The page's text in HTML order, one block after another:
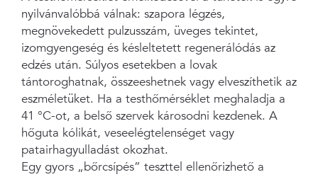
nyilvánvalóbbá válnak: szapora légzés,
megnövekedett pulzusszám, üveges tekintet,
izomgyengeség és késleltetett regenerálódás az
edzés után. Súlyos esetekben a lovak
tántoroghatnak, összeeshetnek vagy elveszíthetik az
eszméletüket. Ha a testhőmérséklet meghaladja a
41 °C-ot, a belső szervek károsodni kezdenek. A
hőguta kólikát, veseelégtelenséget vagy
patairhagyulladást okozhat.
Egy gyors „bőrcsípés” teszttel ellenőrizhető a